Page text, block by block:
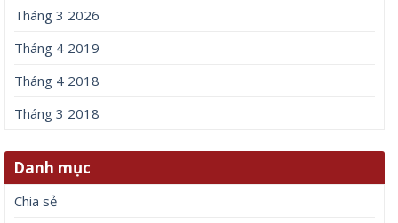
Tháng 3 2026
Tháng 4 2019
Tháng 4 2018
Tháng 3 2018
Danh mục
Chia sẻ